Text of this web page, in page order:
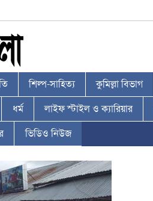
শিল্প-সাহিত্য কুমিল্লা বিভাগ
ধর্ম লাইফ স্টাইল ও ক্যারিয়ার
ভিডিও নিউজ